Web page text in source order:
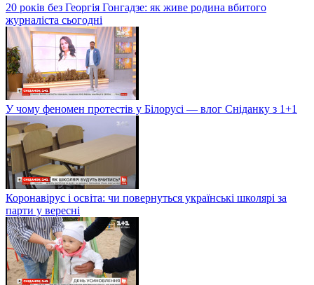
20 років без Георгія Гонгадзе: як живе родина вбитого
журналіста сьогодні
У чому феномен протестів у Білорусі — влог Сніданку з 1+1
Коронавірус і освіта: чи повернуться українські школярі за
парти у вересні